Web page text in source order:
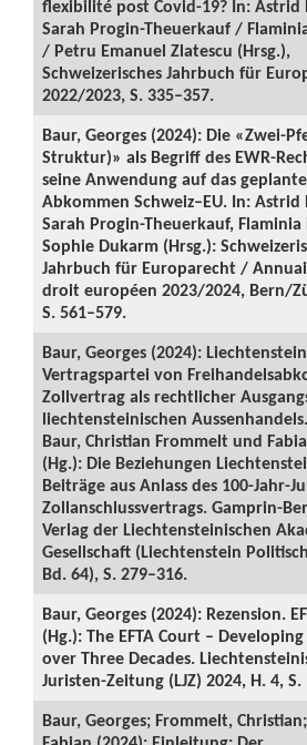
flexibilité post Covid-19? In: Astrid
Sarah Progin-Theuerkauf /
/ Petru Emanuel Zlatescu (Hrsg.),
Schweizerisches Jahrbuch für
2022/2023, S. 335–357.
Baur, Georges (2024): Die «Zwei-
Struktur)» als Begriff des EWR-
seine Anwendung auf das geplante
Abkommen Schweiz–EU. In: Astrid
Sarah Progin-Theuerkauf,
Sophie Dukarm (Hrsg.):
Jahrbuch für Europarecht /
droit européen 2023/2024, Bern/
S. 561–579.
Baur, Georges (2024):
Vertragspartei von
Zollvertrag als rechtlicher
liechtensteinischen
Baur, Christian Frommelt und
(Hg.): Die Beziehungen
Beiträge aus Anlass des 100-Jahr-
Zollanschlussvertrags. Gamprin-
Verlag der Liechtensteinischen
Gesellschaft (Liechtenstein
Bd. 64), S. 279–316.
Baur, Georges (2024): Rezension.
(Hg.): The EFTA Court –
over Three Decades.
Juristen-Zeitung (LJZ) 2024, H. 4, S.
Baur, Georges; Frommelt,